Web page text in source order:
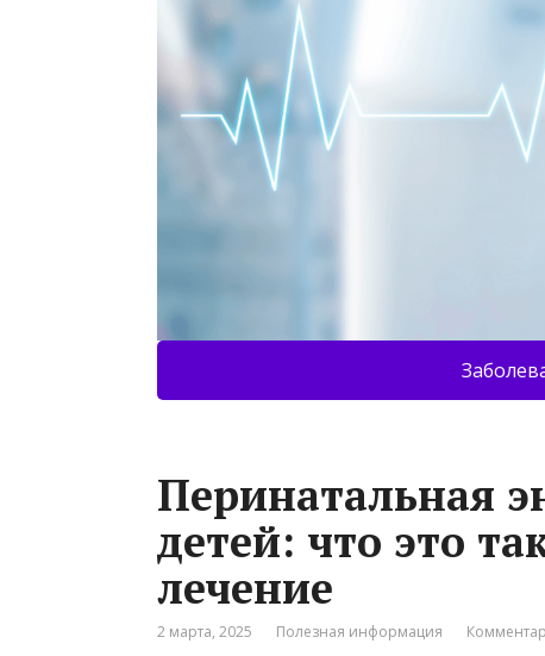
Перинатальная
детей: что это
лечение
2 марта, 2025 Полезная информация